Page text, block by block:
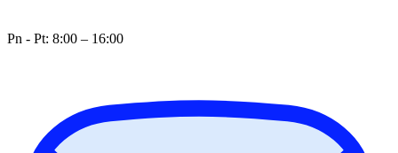
Pn - Pt: 8:00 – 16:00